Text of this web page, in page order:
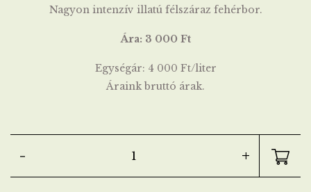
Nagyon intenzív illatú félszáraz fehérbor.
Ára: 3 000 Ft
Egységár: 4 000 Ft/liter
Áraink bruttó árak.
- +